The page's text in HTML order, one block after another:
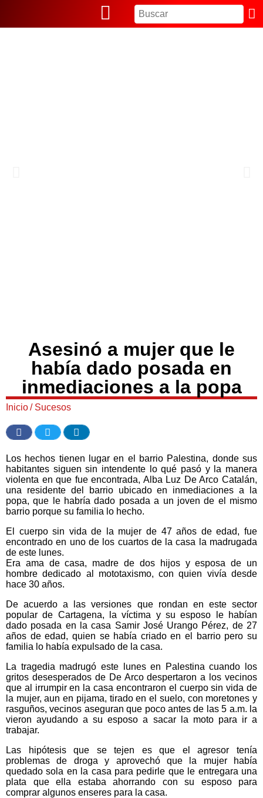
Asesinó a mujer que le
había dado posada en
inmediaciones a la popa
Inicio/ Sucesos
Los hechos tienen lugar en el barrio Palestina, donde sus
habitantes siguen sin intendente lo qué pasó y la manera
violenta en que fue encontrada, Alba Luz De Arco Catalán,
una residente del barrio ubicado en inmediaciones a la
popa, que le habría dado posada a un joven de el mismo
barrio porque su familia lo hecho.
El cuerpo sin vida de la mujer de 47 años de edad, fue
encontrado en uno de los cuartos de la casa la madrugada
de este lunes.
Era ama de casa, madre de dos hijos y esposa de un
hombre dedicado al mototaxismo, con quien vivía desde
hace 30 años.
De acuerdo a las versiones que rondan en este sector
popular de Cartagena, la víctima y su esposo le habían
dado posada en la casa Samir José Urango Pérez, de 27
años de edad, quien se había criado en el barrio pero su
familia lo había expulsado de la casa.
La tragedia madrugó este lunes en Palestina cuando los
gritos desesperados de De Arco despertaron a los vecinos
que al irrumpir en la casa encontraron el cuerpo sin vida de
la mujer, aun en pijama, tirado en el suelo, con moretones y
rasguños, vecinos aseguran que poco antes de las 5 a.m. la
vieron ayudando a su esposo a sacar la moto para ir a
trabajar.
Las hipótesis que se tejen es que el agresor tenía
problemas de droga y aprovechó que la mujer había
quedado sola en la casa para pedirle que le entregara una
plata que ella estaba ahorrando con su esposo para
comprar algunos enseres para la casa.